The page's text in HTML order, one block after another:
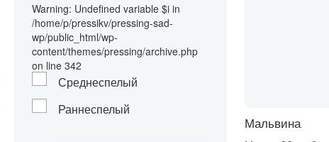
Мальвина
Warning: Undefined variable $i in
/home/p/pressikv/pressing-sad-
wp/public_html/wp-
content/themes/pressing/archive.php
on line 342
Среднеспелый
Раннеспелый